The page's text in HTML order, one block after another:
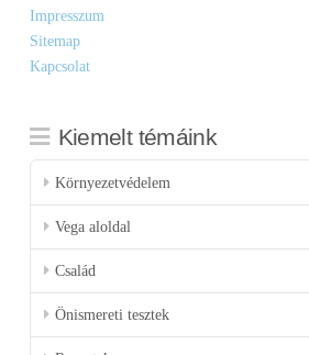
Impresszum
Sitemap
Kapcsolat
Kiemelt témáink
Környezetvédelem
Vega aloldal
Család
Önismereti tesztek